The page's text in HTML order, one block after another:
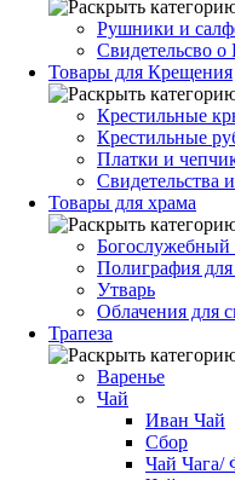
Рушники и
Свидетельсво
Товары для Крещения
Крестильные
Крестильные
Платки и
Свидетельства
Товары для храма
Богослужебный
Полиграфия для
Утварь
Облачения для
Трапеза
Варенье
Чай
Иван Чай
Сбор
Чай Чага/